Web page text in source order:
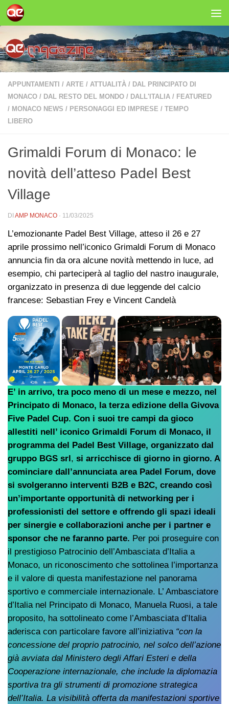
Salta al contenuto
APPUNTAMENTI / ARTE / ATTUALITÀ / DAL PRINCIPATO DI
MONACO / DAL RESTO DEL MONDO / DALL'ITALIA / FEATURED
/ MONACO NEWS / PERSONAGGI ED IMPRESE / TEMPO
LIBERO
Grimaldi Forum di Monaco: le
novità dell’atteso Padel Best
Village
DI AMP MONACO · 11/03/2025
L’emozionante Padel Best Village, atteso il 26 e 27
aprile prossimo nell’iconico Grimaldi Forum di Monaco
annuncia fin da ora alcune novità mettendo in luce, ad
esempio, chi parteciperà al taglio del nastro inaugurale,
organizzato in presenza di due leggende del calcio
francese: Sebastian Frey e Vincent Candelà
E’ in arrivo, tra poco meno di un mese e mezzo, nel
Principato di Monaco, la terza edizione della Givova
Five Padel Cup. Con i suoi tre campi da gioco
allestiti nell’ iconico Grimaldi Forum di Monaco, il
programma del Padel Best Village, organizzato dal
gruppo BGS srl, si arricchisce di giorno in giorno. A
cominciare dall’annunciata area Padel Forum, dove
si svolgeranno interventi B2B e B2C, creando così
un’importante opportunità di networking per i
professionisti del settore e offrendo gli spazi ideali
per sinergie e collaborazioni anche per i partner e
sponsor che ne faranno parte. Per poi proseguire con
il prestigioso Patrocinio dell’Ambasciata d’Italia a
Monaco, un riconoscimento che sottolinea l’importanza
e il valore di questa manifestazione nel panorama
sportivo e commerciale internazionale. L’ Ambasciatore
d’Italia nel Principato di Monaco, Manuela Ruosi, a tale
proposito, ha sottolineato come l’Ambasciata d’Italia
aderisca con particolare favore all’iniziativa “con la
concessione del proprio patrocinio, nel solco dell’azione
già avviata dal Ministero degli Affari Esteri e della
Cooperazione internazionale, che include la diplomazia
sportiva tra gli strumenti di promozione strategica
dell’Italia. La visibilità offerta da manifestazioni sportive